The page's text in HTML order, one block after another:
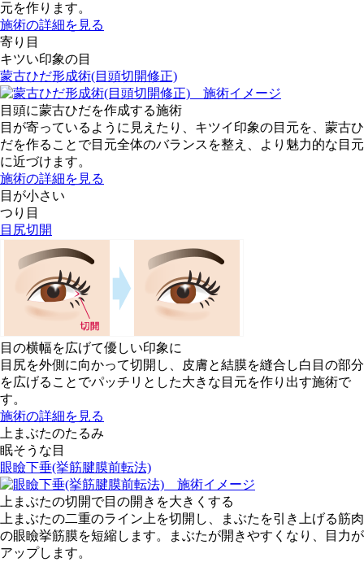
元を作ります。
施術の詳細を見る
寄り目
キツい印象の目
蒙古ひだ形成術(目頭切開修正)
目頭に蒙古ひだを作成する施術
目が寄っているように見えたり、キツイ印象の目元を、蒙古ひ
だを作ることで目元全体のバランスを整え、より魅力的な目元
に近づけます。
施術の詳細を見る
目が小さい
つり目
目尻切開
目の横幅を広げて優しい印象に
目尻を外側に向かって切開し、皮膚と結膜を縫合し白目の部分
を広げることでパッチリとした大きな目元を作り出す施術で
す。
施術の詳細を見る
上まぶたのたるみ
眠そうな目
眼瞼下垂(挙筋腱膜前転法)
上まぶたの切開で目の開きを大きくする
上まぶたの二重のライン上を切開し、まぶたを引き上げる筋肉
の眼瞼挙筋膜を短縮します。まぶたが開きやすくなり、目力が
アップします。